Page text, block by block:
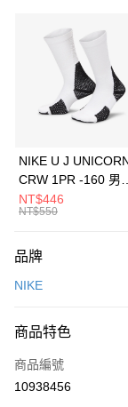
3 期 0 利率 每期
合作金庫商業銀行
華南商業銀行
上海商業儲蓄銀行
元大商業銀行
台灣樂天信用卡公司
Apple Pay
全盈+PAY
AFTEE先享後付
【關於「AFTEE先享後
便利好安心！
３．安心：先確認商
【「AFTEE先享後付
１．於結帳方式選擇
運送方式
每筆NT$100，滿
宅配
每筆NT$100，滿
NIKE U J
CRW 1PR -160 男女
中統襪 FZ3393100
NT$446
NT$550
品牌
NIKE
商品特色
商品編號
10938456